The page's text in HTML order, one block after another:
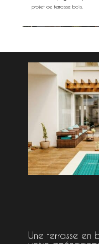
projet de terrasse bois.
Une terrasse en